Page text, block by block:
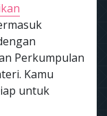
Perkumpulan
Kamu
untuk